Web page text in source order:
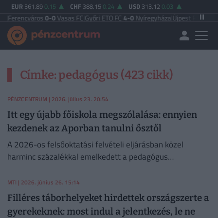
EUR 361.89 0.15 CHF 388.15 0.24 USD 313.12 0.03
0-0Vasas FC| Győri ETO FC4-0Nyíregyháza|Újpest FC 4-2
Címke: pedagógus (423 cikk)
PÉNZCENTRUM | 2026. július 23. 20:54
Itt egy újabb főiskola megszólalása: ennyien
kezdenek az Aporban tanulni ősztől
A 2026-os felsőoktatási felvételi eljárásban közel
harminc százalékkal emelkedett a pedagógus
Katolikus Főiskolán.
MTI | 2026. június 26. 15:14
Filléres táborhelyeket hirdettek országszerte a
gyerekeknek: most indul a jelentkezés, le ne